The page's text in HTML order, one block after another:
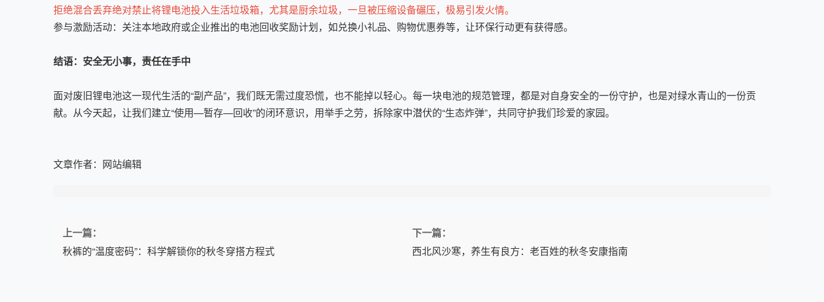
拒绝混合丢弃绝对禁止将锂电池投入生活垃圾箱，尤其是厨余垃圾，一旦被压缩设备碾压，极易引发火情。
参与激励活动：关注本地政府或企业推出的电池回收奖励计划，如兑换小礼品、购物优惠券等，让环保行动更有获得感。
结语：安全无小事，责任在手中
面对废旧锂电池这一现代生活的“副产品”，我们既无需过度恐慌，也不能掉以轻心。每一块电池的规范管理，都是对自身安全的一份守护，也是对绿水青山的一份贡
献。从今天起，让我们建立“使用—暂存—回收”的闭环意识，用举手之劳，拆除家中潜伏的“生态炸弹”，共同守护我们珍爱的家园。
文章作者： 网站编辑
上一篇：
秋裤的“温度密码”：科学解锁你的秋冬穿搭方程式
下一篇：
西北风沙寒，养生有良方：老百姓的秋冬安康指南